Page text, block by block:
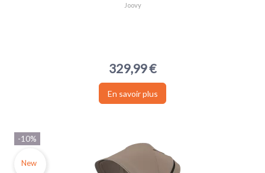
Joovy
329,99 €
En savoir plus
-10%
New